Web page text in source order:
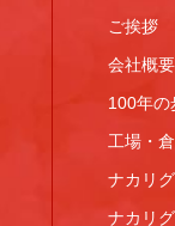
ご挨拶
会社概要
100年の
工場・
ナカリ
ナカリ